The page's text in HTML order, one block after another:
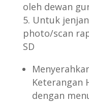
oleh dewan
Untuk
photo/scan
SD
Keterangan
dengan